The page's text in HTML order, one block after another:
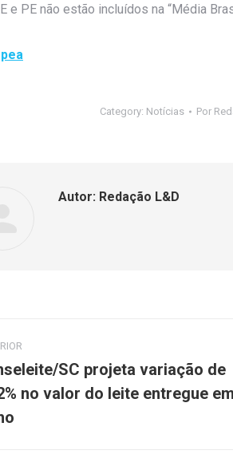
e PE não estão incluídos na “Média
Category: Notícias Por
Autor: Redação L&D
SC projeta variação de
no valor do leite entregue em